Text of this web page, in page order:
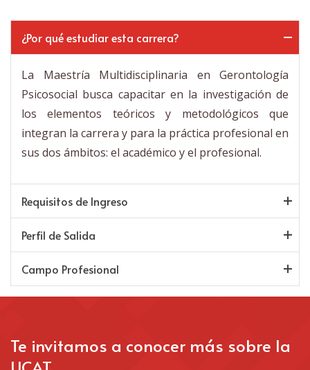
¿Por qué estudiar esta carrera?
La Maestría Multidisciplinaria en Gerontología
Psicosocial busca capacitar en la investigación de
los elementos teóricos y metodológicos que
integran la carrera y para la práctica profesional en
sus dos ámbitos: el académico y el profesional.
Requisitos de Ingreso
Perfil de Salida
Campo Profesional
Te invitamos a conocer más sobre la